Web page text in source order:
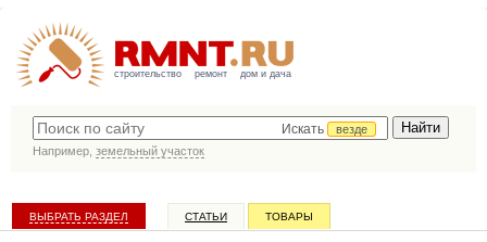
строительство ремонт дом и дача
Искать
везде
Например, земельный участок
ВЫБРАТЬ РАЗДЕЛ СТАТЬИ ТОВАРЫ